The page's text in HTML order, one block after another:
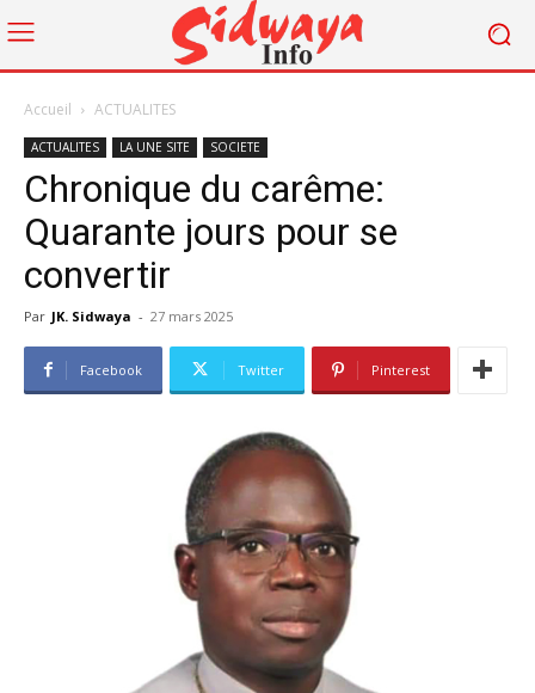
Accueil ACTUALITES
ACTUALITES LA UNE SITE SOCIETE
Chronique du carême:
Quarante jours pour se
convertir
Par JK. Sidwaya - 27 mars 2025
Facebook Twitter Pinterest